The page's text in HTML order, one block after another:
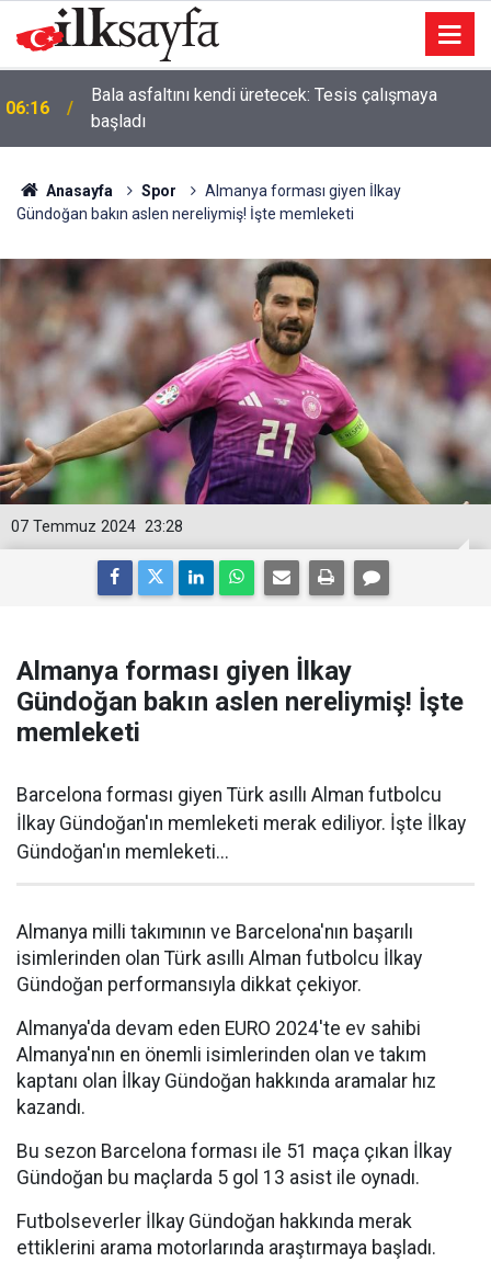
06:16
Bala asfaltını kendi üretecek: Tesis çalışmaya
başladı
Anasayfa Spor
Almanya forması giyen İlkay
Gündoğan bakın aslen nereliymiş! İşte memleketi
23:28
07 Temmuz 2024
Almanya forması giyen İlkay
Gündoğan bakın aslen nereliymiş! İşte
memleketi
Barcelona forması giyen Türk asıllı Alman futbolcu
İlkay Gündoğan'ın memleketi merak ediliyor. İşte İlkay
Gündoğan'ın memleketi...
Almanya milli takımının ve Barcelona'nın başarılı
isimlerinden olan Türk asıllı Alman futbolcu İlkay
Gündoğan performansıyla dikkat çekiyor.
Almanya'da devam eden EURO 2024'te ev sahibi
Almanya'nın en önemli isimlerinden olan ve takım
kaptanı olan İlkay Gündoğan hakkında aramalar hız
kazandı.
Bu sezon Barcelona forması ile 51 maça çıkan İlkay
Gündoğan bu maçlarda 5 gol 13 asist ile oynadı.
Futbolseverler İlkay Gündoğan hakkında merak
ettiklerini arama motorlarında araştırmaya başladı.